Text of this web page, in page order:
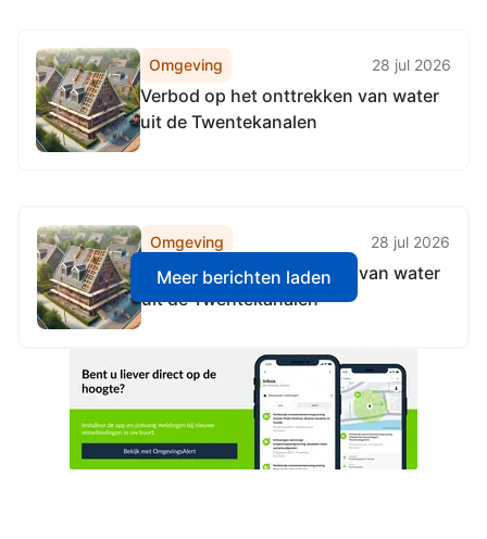
Omgeving 28 jul 2026
Verbod op het onttrekken van water
uit de Twentekanalen
Omgeving 28 jul 2026
Verbod op het onttrekken van water
uit de Twentekanalen
Meer berichten laden